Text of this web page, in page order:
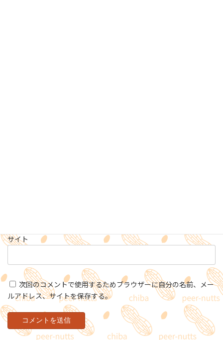
サイト
次回のコメントで使用するためブラウザーに自分の名前、メー
ルアドレス、サイトを保存する。